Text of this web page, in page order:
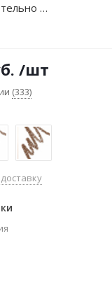
каждый волосок по
/шт
(333)